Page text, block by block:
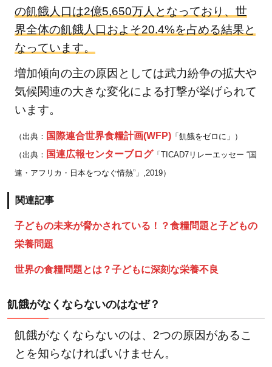
は
1.3
飢餓
に苦
しむ
子ど
もた
子ども
は
関連記
事
世
界
の
食
の飢餓人口は2億5,650万人となっており、世
界全体の飢餓人口およそ20.4%を占める結果と
なっています。
増加傾向の主の原因としては武力紛争の拡大や
気候関連の大きな変化による打撃が挙げられて
います。
（出典： 国際連合世界食糧計画(WFP) 「飢餓をゼロに」）
（出典： 国連広報センターブログ「TICAD7リレーエッセー “国
連・アフリカ・日本をつなぐ情熱”」,2019）
関連記事
子どもの未来が脅かされている！？食糧問題と子どもの
栄養問題
世界の食糧問題とは？子どもに深刻な栄養不良
飢餓がなくならないのはなぜ？
飢餓がなくならないのは、2つの原因があるこ
とを知らなければいけません。